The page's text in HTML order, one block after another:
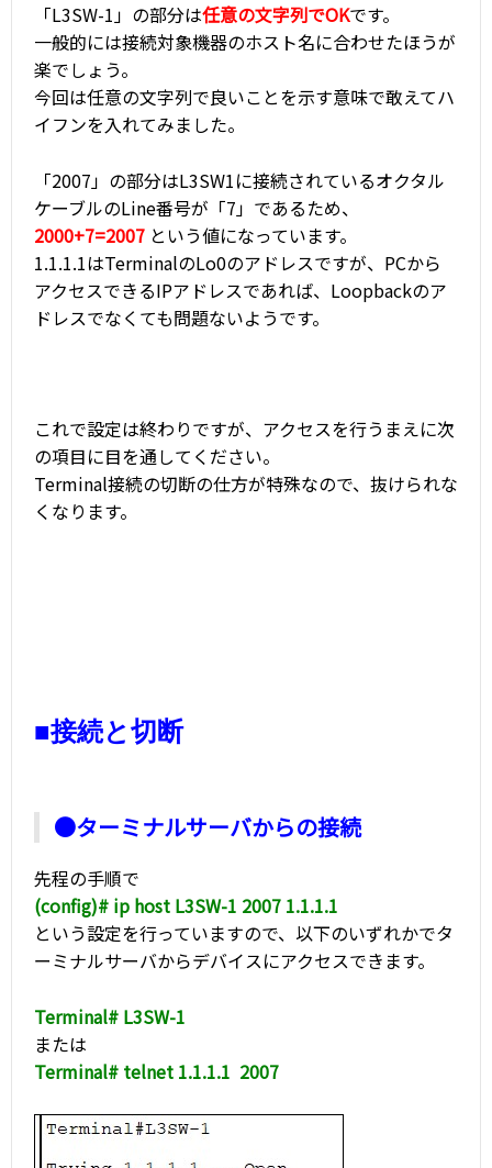
「L3SW-1」の部分は任意の文字列でOKです。
一般的には接続対象機器のホスト名に合わせたほうが
楽でしょう。
今回は任意の文字列で良いことを示す意味で敢えてハ
イフンを入れてみました。
「2007」の部分はL3SW1に接続されているオクタル
ケーブルのLine番号が「7」であるため、
2000+7=2007 という値になっています。
1.1.1.1はTerminalのLo0のアドレスですが、PCから
アクセスできるIPアドレスであれば、Loopbackのア
ドレスでなくても問題ないようです。
これで設定は終わりですが、アクセスを行うまえに次
の項目に目を通してください。
Terminal接続の切断の仕方が特殊なので、抜けられな
くなります。
■接続と切断
●ターミナルサーバからの接続
先程の手順で
(config)# ip host L3SW-1 2007 1.1.1.1
という設定を行っていますので、以下のいずれかでタ
ーミナルサーバからデバイスにアクセスできます。
Terminal# L3SW-1
または
Terminal# telnet 1.1.1.1 2007